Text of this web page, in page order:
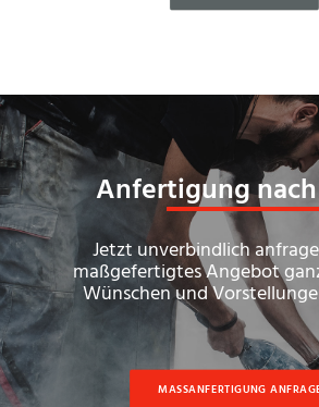
Anfertigung
Jetzt unverbindlich
maßgefertigtes Angebot
Wünschen und
MASSANFERTIGUNG